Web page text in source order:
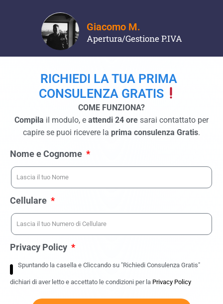
Giacomo M.
Apertura/Gestione P.IVA
RICHIEDI LA TUA PRIMA
CONSULENZA GRATIS
COME FUNZIONA?
Compila il modulo, e attendi 24 ore sarai contattato per
capire se puoi ricevere la prima consulenza Gratis.
Nome e Cognome
Cellulare
Privacy Policy
Spuntando la casella e Cliccando su "Richiedi Consulenza Gratis"
dichiari di aver letto e accettato le condizioni per la Privacy Policy